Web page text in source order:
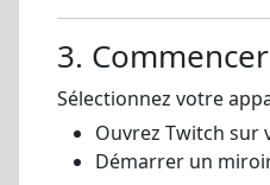
3.
Sélectionnez votre
Ouvrez Twitch sur
Démarrer un